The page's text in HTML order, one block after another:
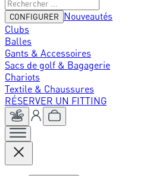
CONFIGURER
Nouveautés
Clubs
Balles
Gants & Accessoires
Sacs de golf & Bagagerie
Chariots
Textile & Chaussures
RÉSERVER UN FITTING